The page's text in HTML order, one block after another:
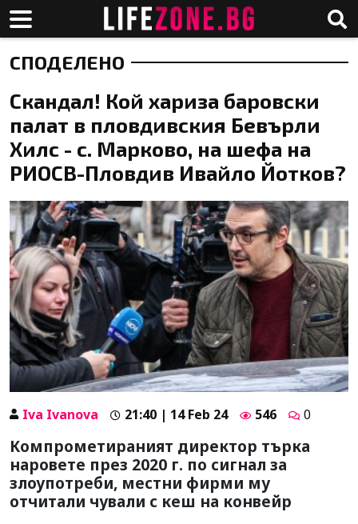
СПОДЕЛЕНО
Скандал! Кой хариза баровски
палат в пловдивския Бевърли
Хилс - с. Марково, на шефа на
РИОСВ-Пловдив Ивайло Йотков?
Iva Ivanova 21:40 | 14 Feb 24 546 0
Компрометираният директор търка
наровете през 2020 г. по сигнал за
злоупотреби, местни фирми му
отчитали чували с кеш на конвейр